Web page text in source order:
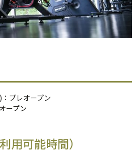
プレオープン
ープン
用可能時間）